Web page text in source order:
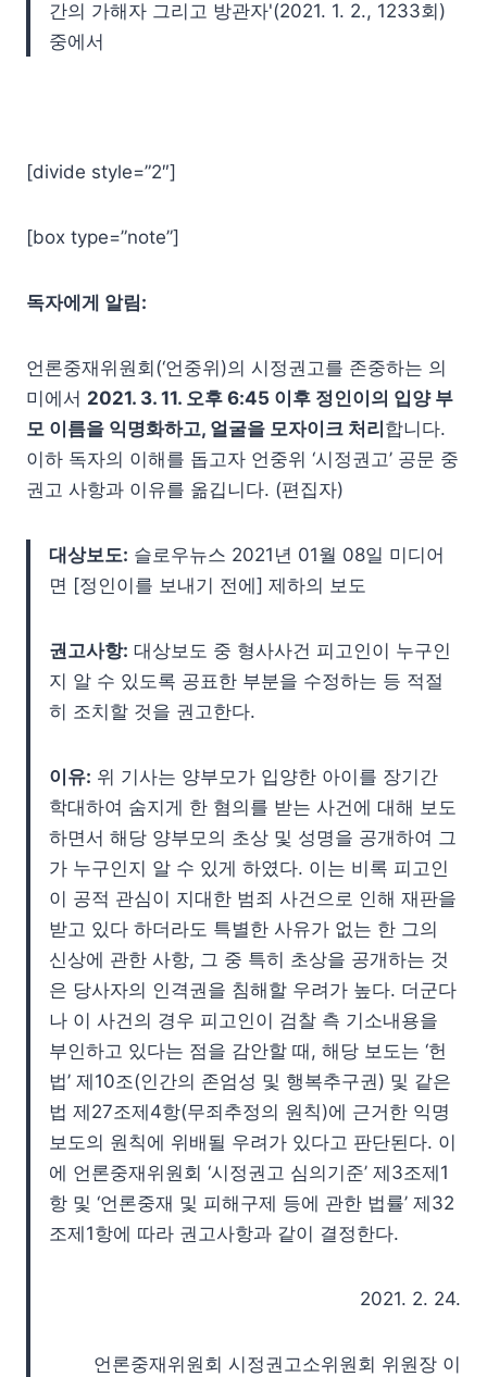
간의 가해자 그리고 방관자'(2021. 1. 2., 1233회)
중에서
[divide style=”2″]
[box type=”note”]
독자에게 알림:
언론중재위원회(‘언중위)의 시정권고를 존중하는 의
미에서 2021. 3. 11. 오후 6:45 이후 정인이의 입양 부
모 이름을 익명화하고, 얼굴을 모자이크 처리 합니다.
이하 독자의 이해를 돕고자 언중위 ‘시정권고’ 공문 중
권고 사항과 이유를 옮깁니다. (편집자)
대상보도: 슬로우뉴스 2021년 01월 08일 미디어
면 [정인이를 보내기 전에] 제하의 보도
권고사항: 대상보도 중 형사사건 피고인이 누구인
지 알 수 있도록 공표한 부분을 수정하는 등 적절
히 조치할 것을 권고한다.
이유: 위 기사는 양부모가 입양한 아이를 장기간
학대하여 숨지게 한 혐의를 받는 사건에 대해 보도
하면서 해당 양부모의 초상 및 성명을 공개하여 그
가 누구인지 알 수 있게 하였다. 이는 비록 피고인
이 공적 관심이 지대한 범죄 사건으로 인해 재판을
받고 있다 하더라도 특별한 사유가 없는 한 그의
신상에 관한 사항, 그 중 특히 초상을 공개하는 것
은 당사자의 인격권을 침해할 우려가 높다. 더군다
나 이 사건의 경우 피고인이 검찰 측 기소내용을
부인하고 있다는 점을 감안할 때, 해당 보도는 ‘헌
법’ 제10조(인간의 존엄성 및 행복추구권) 및 같은
법 제27조제4항(무죄추정의 원칙)에 근거한 익명
보도의 원칙에 위배될 우려가 있다고 판단된다. 이
에 언론중재위원회 ‘시정권고 심의기준’ 제3조제1
항 및 ‘언론중재 및 피해구제 등에 관한 법률’ 제32
조제1항에 따라 권고사항과 같이 결정한다.
2021. 2. 24.
언론중재위원회 시정권고소위원회 위원장 이